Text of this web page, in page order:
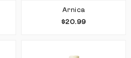
Arnica
$20.99